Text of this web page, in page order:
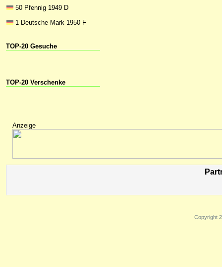
50 Pfennig 1949 D
1 Deutsche Mark 1950 F
TOP-20 Gesuche
TOP-20 Verschenke
Anzeige
Copyright